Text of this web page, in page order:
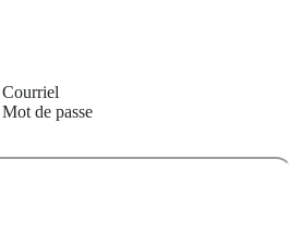
Courriel
Mot de passe